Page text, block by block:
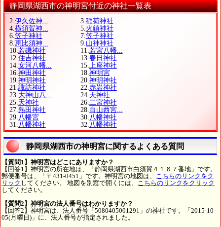
静岡県湖西市の神明宮付近の神社一覧表
2.伊久佐神... 3.稲荷神社
4.横須賀神... 5.火鎮神社
6.笠子神社 7.笠子神社
8.恵比須神... 9.山神神社
10.若磯神社 11.若宮八幡...
12.住吉神社 13.春日神社
14.女河八幡... 15.上座神社
16.神田神社 18.神明宮
19.神明神社 20.神明神社
21.諏訪神社 22.赤岩神社
23.大神山八... 24.天神社
25.天神社 26.二宮神社
27.熱田神社 28.白山西宮...
29.八幡宮 30.八幡神社
31.八幡神社 32.八幡神社
静岡県湖西市の神明宮に関するよくある質問
【質問1】神明宮はどこにありますか？
【回答1】神明宮の所在地は、「静岡県湖西市白須賀４１６７番地」です。
郵便番号は、「〒431-0451」です。神明宮の地図は、 こちらのリンクをク
リック してください。 地図を別窓で開くには、 こちらのリンクをクリック
してください。
【質問2】神明宮の法人番号はわかりますか？
【回答2】神明宮は、法人番号「5080405001291」の神社です。「2015-10-
05(月曜日)」に、法人番号が指定されました。